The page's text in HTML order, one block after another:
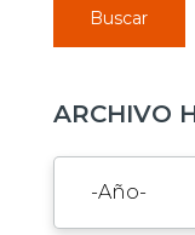
Buscar
ARCHIVO